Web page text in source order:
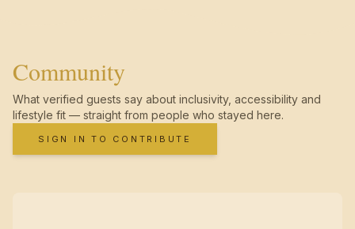
Community
What verified guests say about inclusivity, accessibility and
lifestyle fit — straight from people who stayed here.
SIGN IN TO CONTRIBUTE